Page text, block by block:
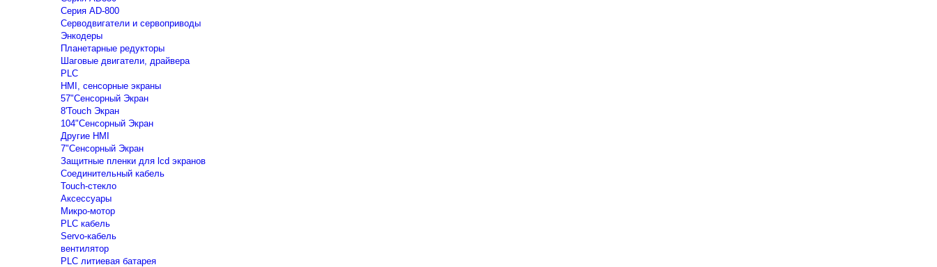
Серия AD-800
Серводвигатели и сервоприводы
Энкодеры
Планетарные редукторы
Шаговые двигатели, драйвера
PLC
HMI, сенсорные экраны
57"Сенсорный Экран
8'Touch Экран
104"Сенсорный Экран
Другие HMI
7"Сенсорный Экран
Защитные пленки для lcd экранов
Соединительный кабель
Touch-стекло
Аксессуары
Микро-мотор
PLC кабель
Servo-кабель
вентилятор
PLC литиевая батарея